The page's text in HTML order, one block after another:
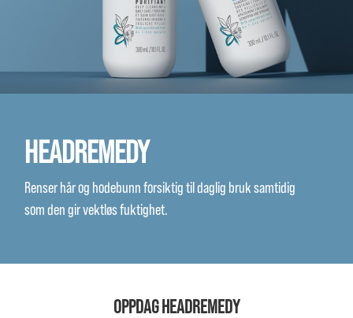
HEADREMEDY
Renser hår og hodebunn forsiktig til daglig bruk samtidig
som den gir vektløs fuktighet.
OPPDAG HEADREMEDY